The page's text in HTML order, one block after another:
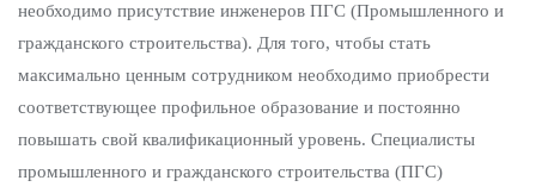
необходимо присутствие инженеров ПГС (Промышленного и
гражданского строительства). Для того, чтобы стать
максимально ценным сотрудником необходимо приобрести
соответствующее профильное образование и постоянно
повышать свой квалификационный уровень. Специалисты
промышленного и гражданского строительства (ПГС)